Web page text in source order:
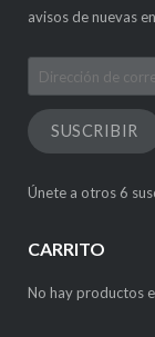
avisos de nuevas
Dirección
de
correo
electrónico
SUSCRIBIR
Únete a otros 6
CARRITO
No hay productos